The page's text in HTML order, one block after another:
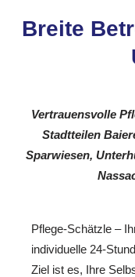
Breite
Vertrauensvolle
Stadtteilen
Sparwiesen,
Pflege-Schätzle –
individuelle 24-
Ziel ist es, Ihre